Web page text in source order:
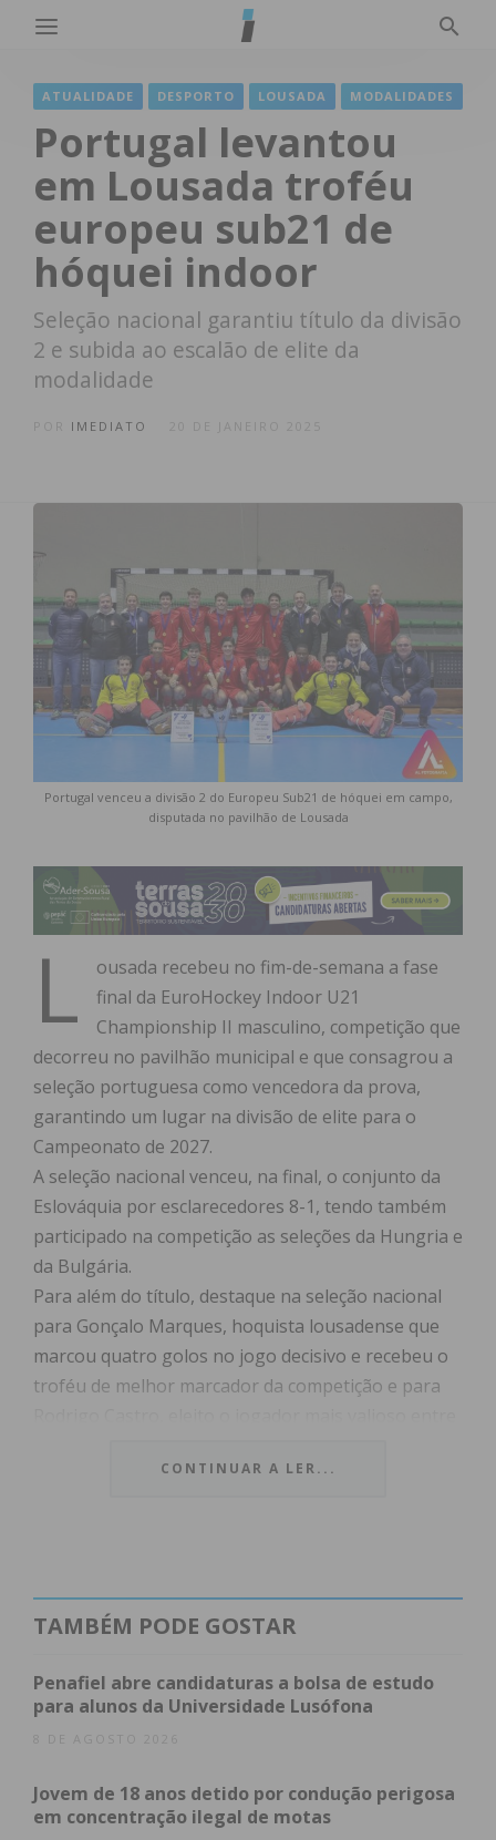
ATUALIDADE DESPORTO LOUSADA MODALIDADES
Portugal levantou
em Lousada troféu
europeu sub21 de
hóquei indoor
Seleção nacional garantiu título da divisão
2 e subida ao escalão de elite da
modalidade
IMEDIATO 20 DE JANEIRO 2025
Portugal venceu a divisão 2 do Europeu Sub21 de hóquei em campo,
disputada no pavilhão de Lousada
L
ousada recebeu no fim-de-semana a fase
final da EuroHockey Indoor U21
Championship II masculino, competição que
decorreu no pavilhão municipal e que consagrou a
seleção portuguesa como vencedora da prova,
garantindo um lugar na divisão de elite para o
Campeonato de 2027.
A seleção nacional venceu, na final, o conjunto da
Eslováquia por esclarecedores 8-1, tendo também
participado na competição as seleções da Hungria e
da Bulgária.
Para além do título, destaque na seleção nacional
para Gonçalo Marques, hoquista lousadense que
marcou quatro golos no jogo decisivo e recebeu o
troféu de melhor marcador da competição e para
CONTINUAR A LER...
TAMBÉM PODE GOSTAR
Penafiel abre candidaturas a bolsa de estudo
para alunos da Universidade Lusófona
8 DE AGOSTO 2026
Jovem de 18 anos detido por condução perigosa
em concentração ilegal de motas